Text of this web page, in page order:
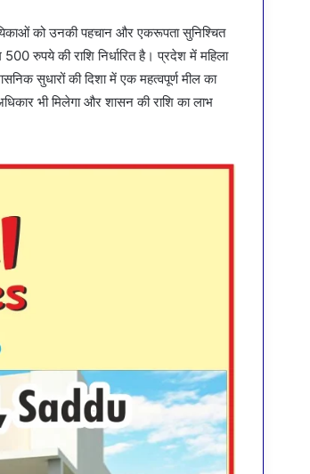
को उनकी पहचान और एकरूपता सुनिश्चित
रुपये की राशि निर्धारित है। प्रदेश में महिला
सुधारों की दिशा में एक महत्वपूर्ण मील का
भी मिलेगा और शासन की राशि का लाभ